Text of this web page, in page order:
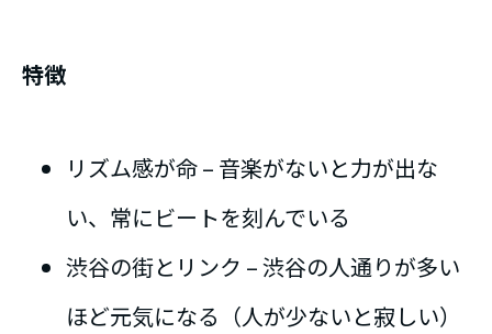
特徴
リズム感が命 – 音楽がないと力が出な
い、常にビートを刻んでいる
渋谷の街とリンク – 渋谷の人通りが多い
ほど元気になる（人が少ないと寂しい）